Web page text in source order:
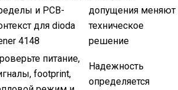
и PCB-
для dioda
4148
допущения меняют
техническое
решение
питание,
footprint,
Надежность
определяется